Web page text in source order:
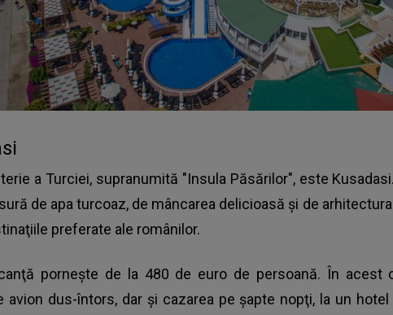
a Turciei, supranumită "Insula Păsărilor", este
de apa turcoaz, de mâncarea delicioasă şi de
preferate ale românilor.
porneşte de la 480 de euro de persoană. În acest
avion dus-întors, dar şi cazarea pe şapte nopţi, la un